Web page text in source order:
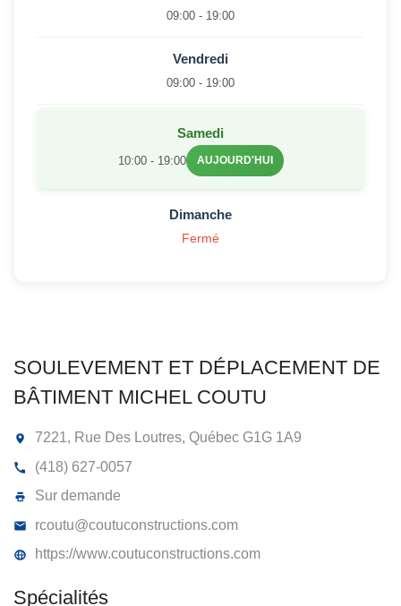
SOULEVEMENT ET DÉPLACEMENT
BÂTIMENT MICHEL COUTU
09:00 - 19:00
Vendredi
09:00 - 19:00
Samedi
10:00 - 19:00 AUJOURD'HUI
Dimanche
Fermé